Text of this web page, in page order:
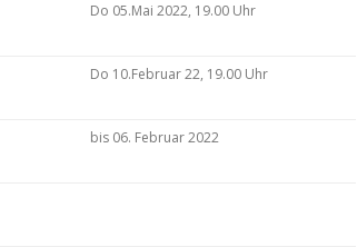
Do 05.Mai 2022, 19.00 Uhr
Do 10.Februar 22, 19.00 Uhr
bis 06. Februar 2022